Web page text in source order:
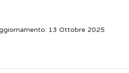
13 Ottobre 2025